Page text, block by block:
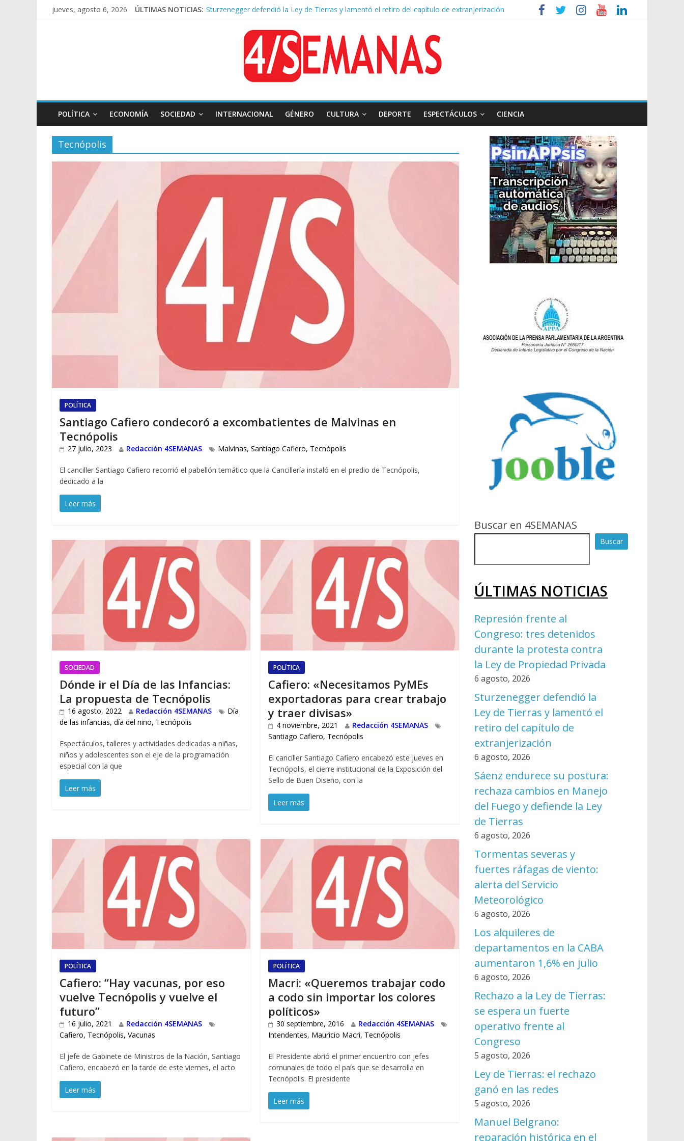
jueves, agosto 6, 2026 ÚLTIMAS NOTICIAS: Sturzenegger defendió la Ley de Tierras y lamentó el retiro del capítulo de extranjerización
Tormentas severas y fuertes ráfagas de viento: alerta del Servicio Meteorológico
Los alquileres de departamentos en la CABA aumentaron 1,6% en julio
Represión frente al Congreso: tres detenidos durante la protesta contra la Ley de Propiedad Privada
POLÍTICA ECONOMÍA SOCIEDAD INTERNACIONAL GÉNERO CULTURA DEPORTE ESPECTÁCULOS CIENCIA
Tecnópolis
POLÍTICA
Santiago Cafiero condecoró a excombatientes de Malvinas en
Tecnópolis
27 julio, 2023 Redacción 4SEMANAS Malvinas, Santiago Cafiero, Tecnópolis
El canciller Santiago Cafiero recorrió el pabellón temático que la Cancillería instaló en el predio de Tecnópolis,
dedicado a la
Leer más
SOCIEDAD
Dónde ir el Día de las Infancias:
La propuesta de Tecnópolis
16 agosto, 2022 Redacción 4SEMANAS
Día
de las infancias, día del niño, Tecnópolis
Espectáculos, talleres y actividades dedicadas a niñas,
niños y adolescentes son el eje de la programación
especial con la que
Leer más
POLÍTICA
Cafiero: «Necesitamos PyMEs
exportadoras para crear trabajo
y traer divisas»
4 noviembre, 2021
Redacción 4SEMANAS
Santiago Cafiero, Tecnópolis
El canciller Santiago Cafiero encabezó este jueves en
Tecnópolis, el cierre institucional de la Exposición del
Sello de Buen Diseño, con la
Leer más
POLÍTICA
Cafiero: “Hay vacunas, por eso
vuelve Tecnópolis y vuelve el
futuro”
16 julio, 2021
Redacción 4SEMANAS
Cafiero, Tecnópolis, Vacunas
El jefe de Gabinete de Ministros de la Nación, Santiago
Cafiero, encabezó en la tarde de este viernes, el acto
Leer más
POLÍTICA
Macri: «Queremos trabajar codo
a codo sin importar los colores
políticos»
30 septiembre, 2016
Redacción 4SEMANAS
Intendentes, Mauricio Macri, Tecnópolis
El Presidente abrió el primer encuentro con jefes
comunales de todo el país que se desarrolla en
Tecnópolis. El presidente
Leer más
Buscar en 4SEMANAS
Buscar
ÚLTIMAS NOTICIAS
Represión frente al
Congreso: tres detenidos
durante la protesta contra
la Ley de Propiedad Privada
6 agosto, 2026
Sturzenegger defendió la
Ley de Tierras y lamentó el
retiro del capítulo de
extranjerización
6 agosto, 2026
Sáenz endurece su postura:
rechaza cambios en Manejo
del Fuego y defiende la Ley
de Tierras
6 agosto, 2026
Tormentas severas y
fuertes ráfagas de viento:
alerta del Servicio
Meteorológico
6 agosto, 2026
Los alquileres de
departamentos en la CABA
aumentaron 1,6% en julio
6 agosto, 2026
Rechazo a la Ley de Tierras:
se espera un fuerte
operativo frente al
Congreso
5 agosto, 2026
Ley de Tierras: el rechazo
ganó en las redes
5 agosto, 2026
Manuel Belgrano:
reparación histórica en el